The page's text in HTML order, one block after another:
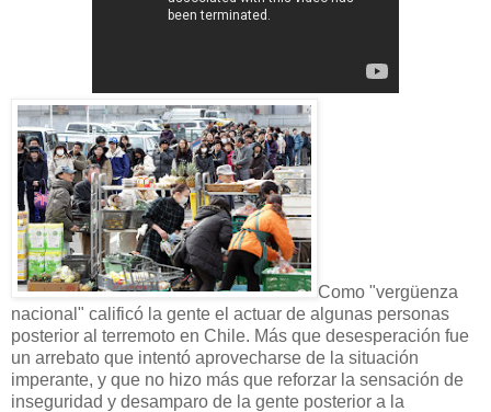
Como "vergüenza
nacional" calificó la gente el actuar de algunas personas
posterior al terremoto en Chile. Más que desesperación fue
un arrebato que intentó aprovecharse de la situación
imperante, y que no hizo más que reforzar la sensación de
inseguridad y desamparo de la gente posterior a la